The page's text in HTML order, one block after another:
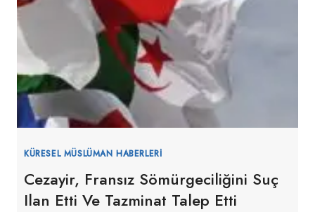
KÜRESEL MÜSLÜMAN HABERLERI
Cezayir, Fransız Sömürgeciliğini Suç
Ilan Etti Ve Tazminat Talep Etti